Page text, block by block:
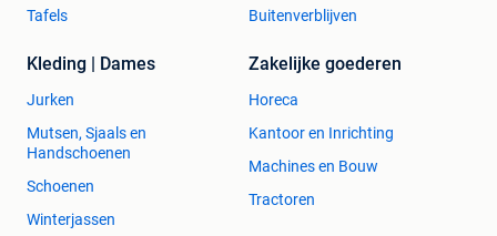
Tafels
Buitenverblijven
Kleding | Dames
Jurken
Mutsen, Sjaals en
Handschoenen
Schoenen
Winterjassen
Zakelijke goederen
Horeca
Kantoor en Inrichting
Machines en Bouw
Tractoren